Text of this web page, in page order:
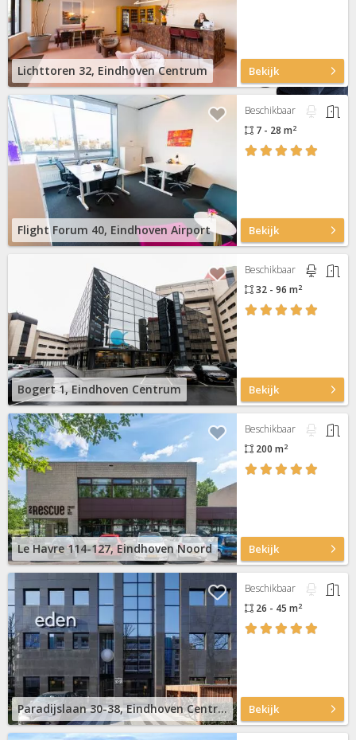
Persoonlijke hulp
Neem contact op
Lichttoren 32, Eindhoven Centrum Bekijk
Flight Forum 40, Eindhoven Airport
Beschikbaar
7 - 28 m2
Bekijk
Bogert 1, Eindhoven Centrum
Beschikbaar
32 - 96 m2
Bekijk
Le Havre 114-127, Eindhoven Noord
Beschikbaar
200 m2
Bekijk
Paradijslaan 30-38, Eindhoven Centrum
Beschikbaar
26 - 45 m2
Bekijk